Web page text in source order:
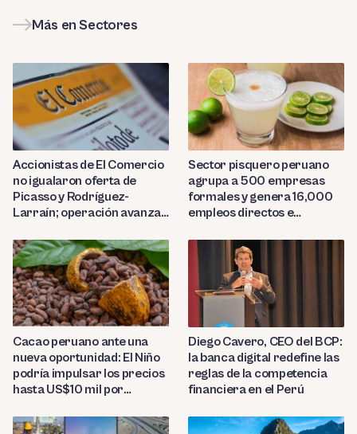
Más en Sectores
Accionistas de El Comercio
no igualaron oferta de
Picasso y Rodríguez-
Larraín; operación avanza
Sector pisquero peruano
agrupa a 500 empresas
formales y genera 16,000
empleos directos e
Cacao peruano ante una
nueva oportunidad: El Niño
podría impulsar los precios
hasta US$10 mil por
Diego Cavero, CEO del BCP:
la banca digital redefine las
reglas de la competencia
financiera en el Perú